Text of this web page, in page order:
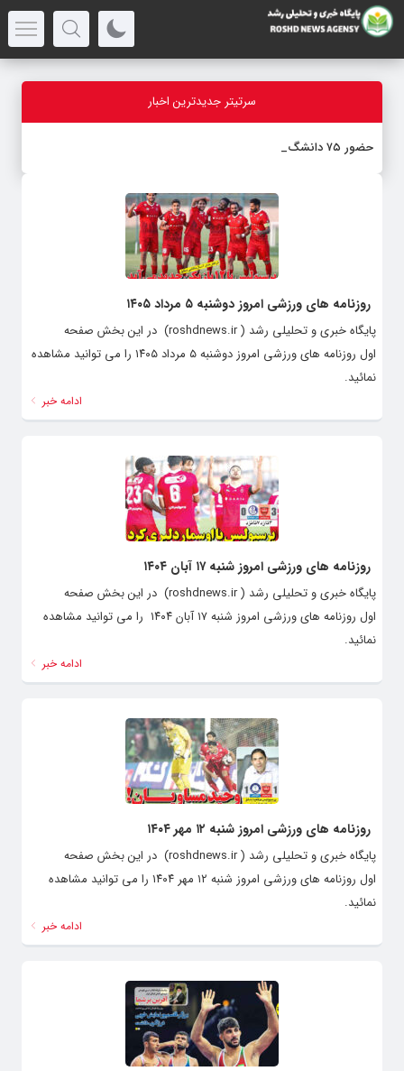
سرتیتر جدیدترین اخبار
حضور ۷۵ دانشگاه ایرانی
روزنامه های ورزشی امروز دوشنبه ۵ مرداد ۱۴۰۵
پایگاه خبری و تحلیلی رشد ( roshdnews.ir) در این بخش صفحه
اول روزنامه های ورزشی امروز دوشنبه ۵ مرداد ۱۴۰۵ را می توانید مشاهده
نمائید.
ادامه خبر
روزنامه های ورزشی امروز شنبه ۱۷ آبان ۱۴۰۴
پایگاه خبری و تحلیلی رشد ( roshdnews.ir) در این بخش صفحه
اول روزنامه های ورزشی امروز شنبه ۱۷ آبان ۱۴۰۴ را می توانید مشاهده
نمائید.
ادامه خبر
روزنامه های ورزشی امروز شنبه ۱۲ مهر ۱۴۰۴
پایگاه خبری و تحلیلی رشد ( roshdnews.ir) در این بخش صفحه
اول روزنامه های ورزشی امروز شنبه ۱۲ مهر ۱۴۰۴ را می توانید مشاهده
نمائید.
ادامه خبر